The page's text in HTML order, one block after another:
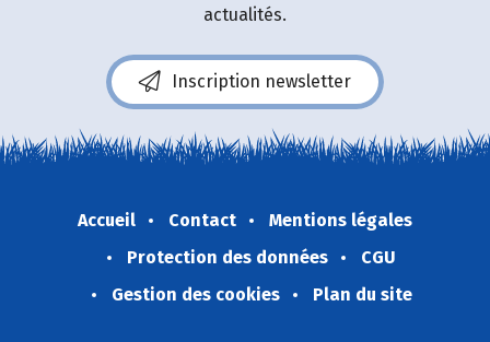
actualités.
Inscription newsletter
Accueil Contact
Mentions légales
Protection des données
CGU
Gestion des cookies
Plan du site